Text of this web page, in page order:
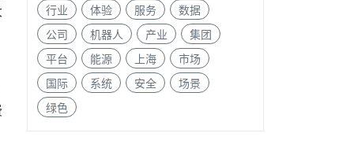
行业
体验 服务
数据
公司
机器人 产业
集团
平台
能源 上海
市场
国际
系统 安全
场景
绿色